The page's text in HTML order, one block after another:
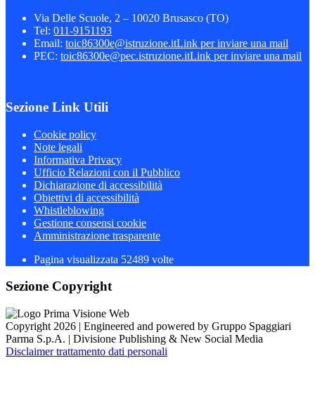
Via Delle Scuole, 2 – 10020 Brusasco (TO)
Tel: 011-9151193
Email: toic86300e@istruzione.itLink per inviare una mail
PEC: toic86300e@pec.istruzione.itLink per inviare una mail
Sezione Link Utili
Cookie policy
Note legali
Informativa Privacy
Ufficio Relazioni con il Pubblico
Dichiarazione di accessibilità
Obiettivi di accessibilità
Whistleblowing
Gestione consensi cookie
Amministrazione trasparente
Pagina visualizzata 52489 volte
Sezione Copyright
Copyright 2026 | Engineered and powered by Gruppo Spaggiari
Parma S.p.A. | Divisione Publishing & New Social Media
Disclaimer trattamento dati personali